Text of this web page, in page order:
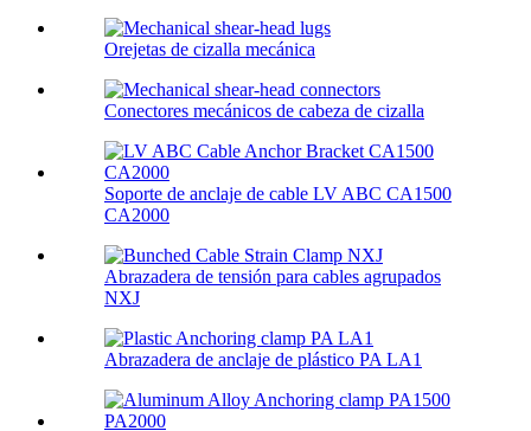
Orejetas de cizalla mecánica
Conectores mecánicos de cabeza de cizalla
Soporte de anclaje de cable LV ABC CA1500
CA2000
Abrazadera de tensión para cables agrupados
NXJ
Abrazadera de anclaje de plástico PA LA1